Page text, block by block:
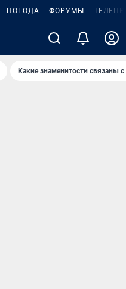
ПОГОДА ФОРУМЫ
Какие знаменитости связаны